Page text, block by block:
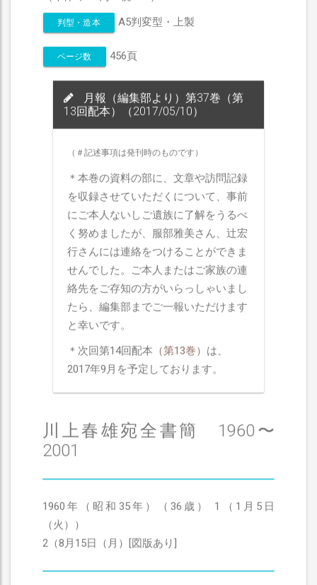
判型・造本 A5判変型・上製
ページ数 456頁
月報（編集部より）第37巻（第
13回配本）（2017/05/10）
（＃記述事項は発刊時のものです）
＊本巻の資料の部に、文章や訪問記録
を収録させていただくについて、事前
にご本人ないしご遺族に了解をうるべ
く努めましたが、服部雅美さん、辻宏
行さんには連絡をつけることができま
せんでした。ご本人またはご家族の連
絡先をご存知の方がいらっしゃいまし
たら、編集部までご一報いただけます
と幸いです。
＊次回第14回配本 （第13巻） は、
2017年9月を予定しております。
川上春雄宛全書簡 1960〜
2001
1960年（昭和35年）（36歳） 1（1月5日
（火））
2（8月15日（月）[図版あり]